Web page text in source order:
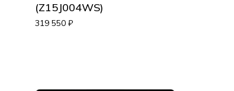
(Z15J004WS)
319 550 ₽